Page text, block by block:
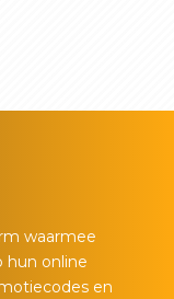
waarmee
hun online
en